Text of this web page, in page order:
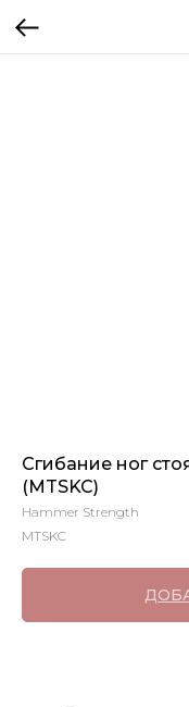
Сгибание ног
(MTSKC)
Hammer Strength
MTSKC